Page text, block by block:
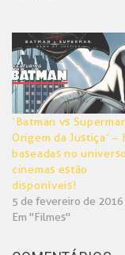
‘Batman vs
Origem da Justiça’ –
baseadas no
cinemas estão
disponíveis!
5 de fevereiro de 2016
Em "Filmes"